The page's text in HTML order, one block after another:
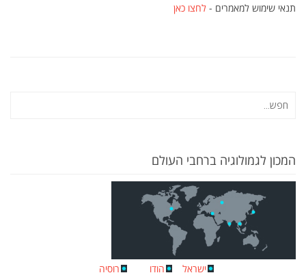
תנאי שימוש למאמרים - לחצו כאן
המכון לגמולוגיה ברחבי העולם
ישראל הודו רוסיה